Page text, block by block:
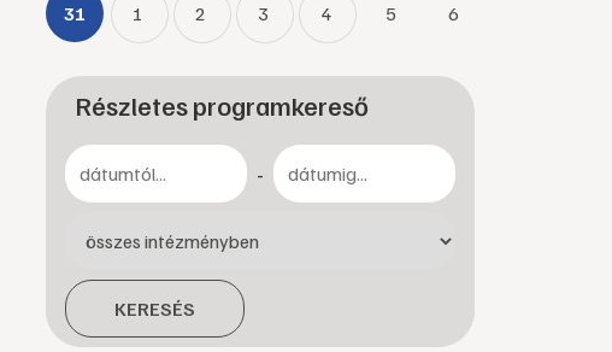
31 1 2 3 4 5 6
Részletes programkereső
-
KERESÉS